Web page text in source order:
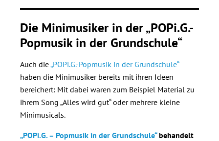
Die Minimusiker in der „POPi.G.-
Popmusik in der Grundschule“
Auch die„POPi.G.-Popmusik in der Grundschule“
haben die Minimusiker bereits mit ihren Ideen
bereichert: Mit dabei waren zum Beispiel Material zu
ihrem Song „Alles wird gut“ oder mehrere kleine
Minimusicals.
„POPi.G. – Popmusik in der Grundschule“behandelt